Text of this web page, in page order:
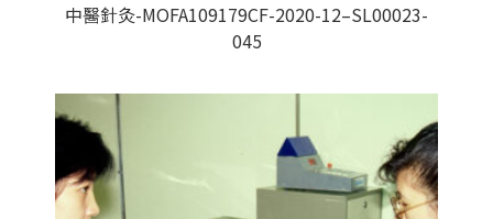
中醫針灸-MOFA109179CF-2020-12–SL00023-
045